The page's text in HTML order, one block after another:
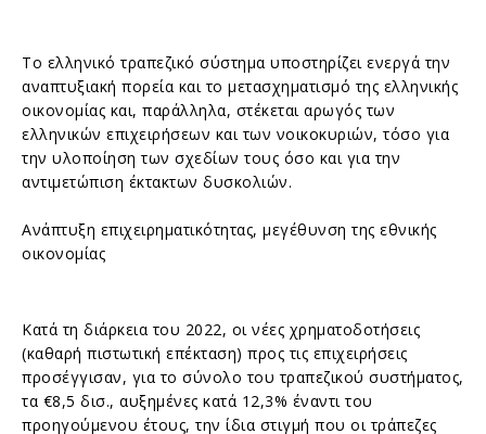
Το ελληνικό τραπεζικό σύστημα υποστηρίζει ενεργά την
αναπτυξιακή πορεία και το μετασχηματισμό της ελληνικής
οικονομίας και, παράλληλα, στέκεται αρωγός των
ελληνικών επιχειρήσεων και των νοικοκυριών, τόσο για
την υλοποίηση των σχεδίων τους όσο και για την
αντιμετώπιση έκτακτων δυσκολιών.
Ανάπτυξη επιχειρηματικότητας, μεγέθυνση της εθνικής
οικονομίας
Κατά τη διάρκεια του 2022, οι νέες χρηματοδοτήσεις
(καθαρή πιστωτική επέκταση) προς τις επιχειρήσεις
προσέγγισαν, για το σύνολο του τραπεζικού συστήματος,
τα €8,5 δισ., αυξημένες κατά 12,3% έναντι του
προηγούμενου έτους, την ίδια στιγμή που οι τράπεζες